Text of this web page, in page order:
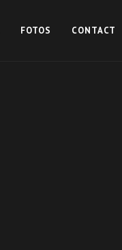
FOTOS CONTACT